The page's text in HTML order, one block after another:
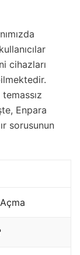
cihazları
temassız
Enpara
sorusunun